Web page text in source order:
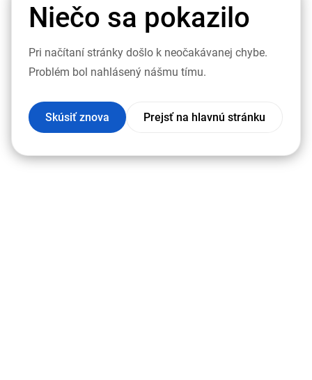
Niečo sa pokazilo
Pri načítaní stránky došlo k neočakávanej chybe.
Problém bol nahlásený nášmu tímu.
Skúsiť znova Prejsť na hlavnú stránku